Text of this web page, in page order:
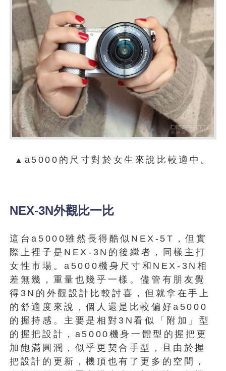
▲ a5000的尺寸對於女生來說比較適中。
NEX-3N外觀比一比
這台a5000雖然長得酷似NEX-5T，但實
際上裡子是NEX-3N的後繼者，同樣主打
女性市場。a5000機身尺寸和NEX-3N相
差無幾，重量也幾乎一樣。儘管有朋友覺
得3N的外觀設計比較討喜，但就拿在手上
的舒適度來說，個人還是比較偏好a5000
的握持感。主要是相對3N看似「附加」型
的握把設計，a5000機身一體型的握把更
加飽滿圓潤，似乎更契合手型，且由於握
把設計的更新，機頂也有了更多的空間，